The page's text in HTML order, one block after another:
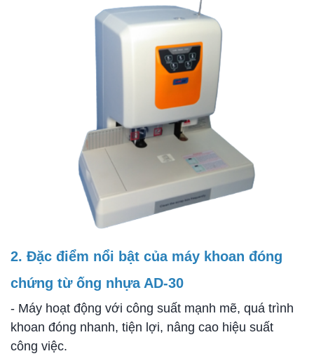
2. Đặc điểm nổi bật của máy khoan đóng
chứng từ ống nhựa AD-30
- Máy hoạt động với công suất mạnh mẽ, quá trình
khoan đóng nhanh, tiện lợi, nâng cao hiệu suất
công việc.